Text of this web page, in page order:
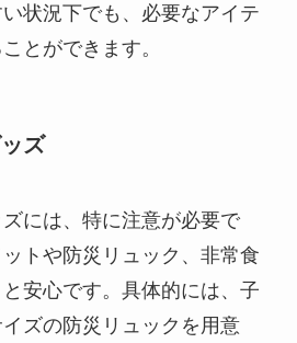
状況下でも、必要なアイテ
とができます。
ズ
には、特に注意が必要で
トや防災リュック、非常食
安心です。具体的には、子
ズの防災リュックを用意